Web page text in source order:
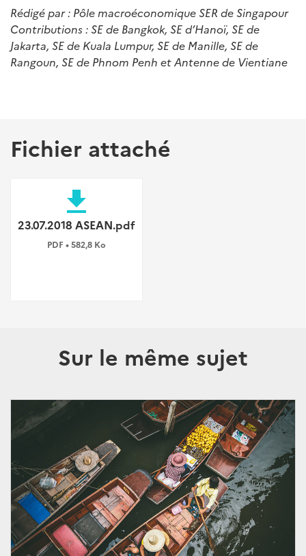
Rédigé par : Pôle macroéconomique SER de Singapour
Contributions : SE de Bangkok, SE d’Hanoï, SE de
Jakarta, SE de Kuala Lumpur, SE de Manille, SE de
Rangoun, SE de Phnom Penh et Antenne de Vientiane
Fichier attaché
file_download
23.07.2018 ASEAN.pdf
PDF • 582,8 Ko
Sur le même sujet